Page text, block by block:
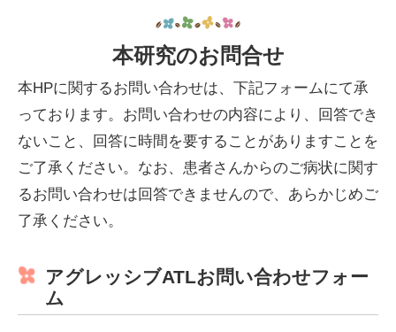
本研究のお問合せ
本HPに関するお問い合わせは、下記フォームにて承
っております。お問い合わせの内容により、回答でき
ないこと、回答に時間を要することがありますことを
ご了承ください。なお、患者さんからのご病状に関す
るお問い合わせは回答できませんので、あらかじめご
了承ください。
アグレッシブATLお問い合わせフォー
ム